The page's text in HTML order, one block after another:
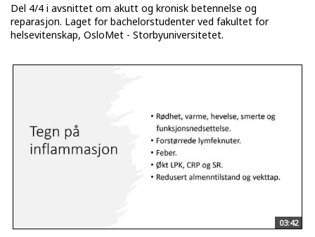
Del 4/4 i avsnittet om akutt og kronisk betennelse og
reparasjon. Laget for bachelorstudenter ved fakultet for
helsevitenskap, OsloMet - Storbyuniversitetet.
03:42